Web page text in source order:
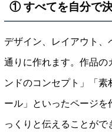
① すべてを自分で
デザイン、レイアウト、
通りに作れます。作品の
ンドのコンセプト」「素
ール」といったページを
っくりと伝えることがで